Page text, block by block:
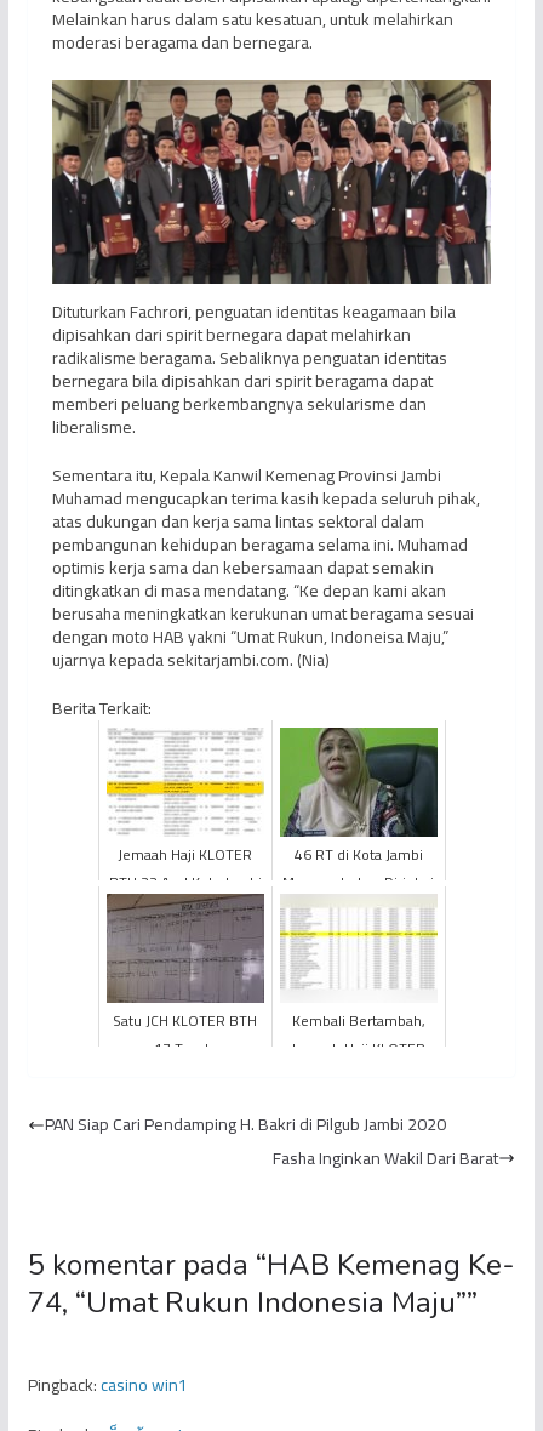
Melainkan harus dalam satu kesatuan, untuk melahirkan
moderasi beragama dan bernegara.
Dituturkan Fachrori, penguatan identitas keagamaan bila
dipisahkan dari spirit bernegara dapat melahirkan
radikalisme beragama. Sebaliknya penguatan identitas
bernegara bila dipisahkan dari spirit beragama dapat
memberi peluang berkembangnya sekularisme dan
liberalisme.
Sementara itu, Kepala Kanwil Kemenag Provinsi Jambi
Muhamad mengucapkan terima kasih kepada seluruh pihak,
atas dukungan dan kerja sama lintas sektoral dalam
pembangunan kehidupan beragama selama ini. Muhamad
optimis kerja sama dan kebersamaan dapat semakin
ditingkatkan di masa mendatang. “Ke depan kami akan
berusaha meningkatkan kerukunan umat beragama sesuai
dengan moto HAB yakni “Umat Rukun, Indoneisa Maju,”
ujarnya kepada sekitarjambi.com. (Nia)
Berita Terkait:
Jemaah Haji KLOTER
BTH 22 Asal Kota Jambi
Wafat di RS. Al Noor
46 RT di Kota Jambi
Mengundurkan Diri dari
Program Kampung
Bantar
Satu JCH KLOTER BTH
17 Tunda
Kembali Bertambah,
Jemaah Haji KLOTER
PAN Siap Cari Pendamping H. Bakri di Pilgub Jambi 2020
Fasha Inginkan Wakil Dari Barat
5 komentar pada “HAB Kemenag Ke-
74, “Umat Rukun Indonesia Maju””
Pingback:casino win1